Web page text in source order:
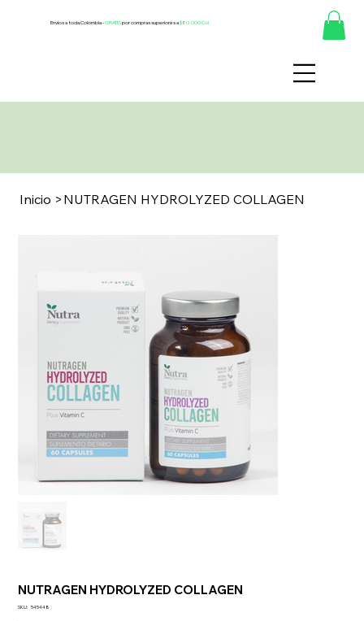
Envíos a toda Colombia -GRATISpor compras superiores a$80.000 Col
Inicio > NUTRAGEN HYDROLYZED COLLAGEN
NUTRAGEN HYDROLYZED COLLAGEN
SKU: SKU
545448